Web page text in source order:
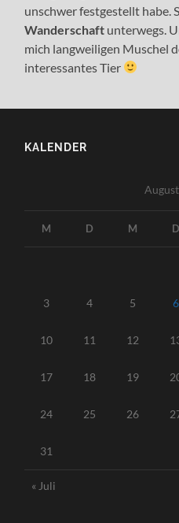
unschwer festgestellt habe.
Wanderschaft unterwegs.
mich langweiligen Muschel
interessantes Tier
KALENDER
M D M D
3 4 5 6
10 11 12
17 18 19
24 25 26
31
« Juli